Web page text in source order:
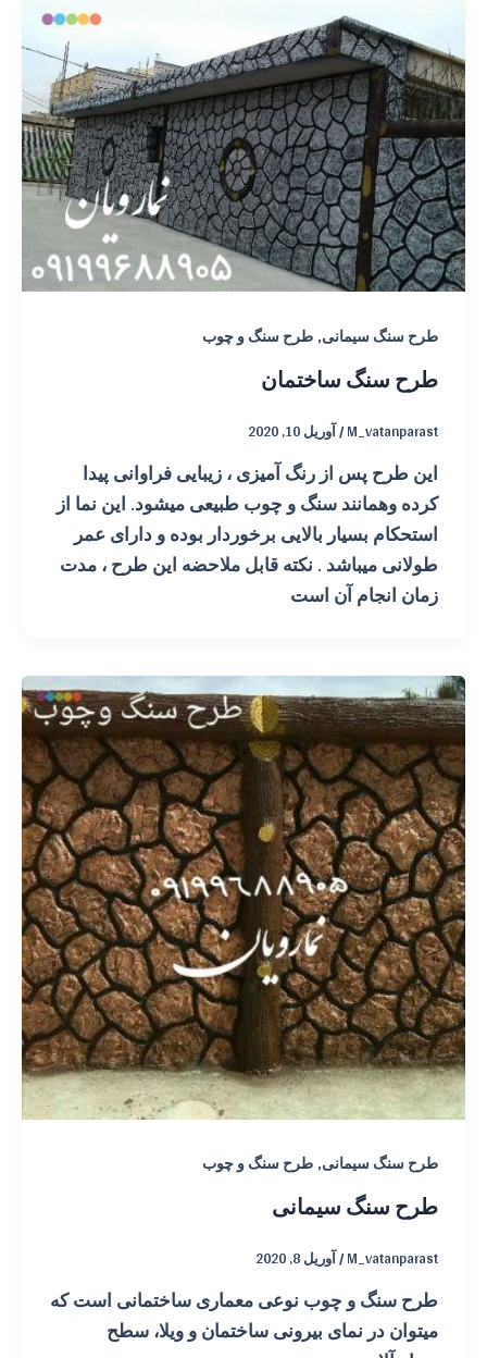
طرح سنگ سیمانی,طرح سنگ و چوب
طرح سنگ ساختمان
M_vatanparast
/آوریل 10, 2020
این طرح پس از رنگ آمیزی ، زیبایی فراوانی پیدا
کرده وهمانند سنگ و چوب طبیعی میشود. این نما از
استحکام بسیار بالایی برخوردار بوده و دارای عمر
طولانی میباشد . نکته قابل ملاحضه این طرح ، مدت
زمان انجام آن است
طرح سنگ سیمانی,طرح سنگ و چوب
طرح سنگ سیمانی
M_vatanparast
/آوریل 8, 2020
طرح سنگ و چوب نوعی معماری ساختمانی است که
میتوان در نمای بیرونی ساختمان و ویلا، سطح